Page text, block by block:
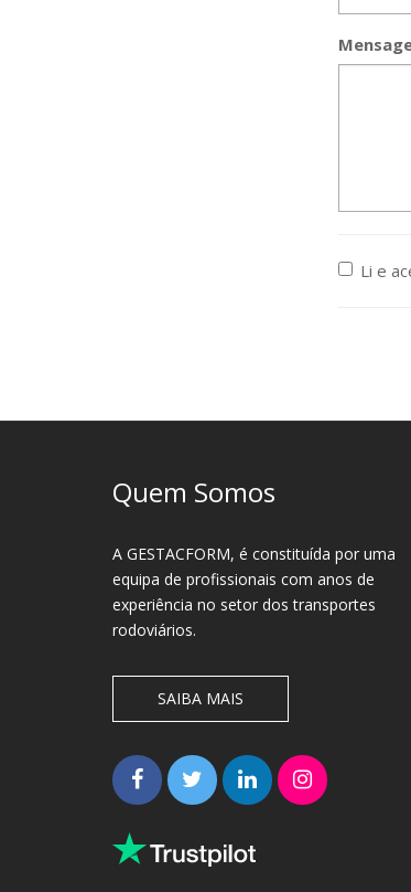
Li e
Quem Somos
A GESTACFORM, é constituída por uma
equipa de profissionais com anos de
experiência no setor dos transportes
rodoviários.
SAIBA MAIS